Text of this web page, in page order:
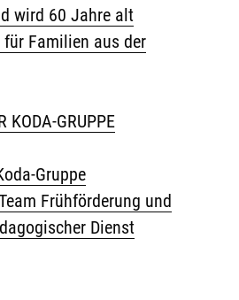
wird 60 Jahre alt
für Familien aus der
KODA-GRUPPE
Gruppe
Frühförderung und
Dienst